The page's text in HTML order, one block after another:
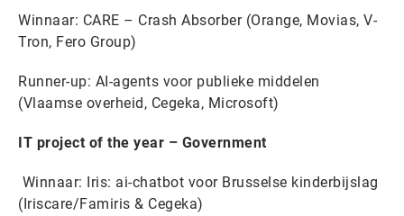
Winnaar: CARE – Crash Absorber (Orange, Movias, V-
Tron, Fero Group)
Runner-up: AI-agents voor publieke middelen
(Vlaamse overheid, Cegeka, Microsoft)
IT project of the year – Government
Winnaar: Iris: ai-chatbot voor Brusselse kinderbijslag
(Iriscare/Famiris & Cegeka)